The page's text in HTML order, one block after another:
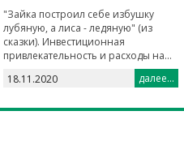
"Зайка построил себе избушку
лубяную, а лиса - ледяную" (из
сказки). Инвестиционная
привлекательность и расходы на...
18.11.2020
далее...